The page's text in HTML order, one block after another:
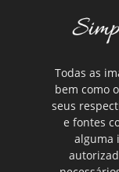
Todas as
bem como
seus
e fontes
alguma